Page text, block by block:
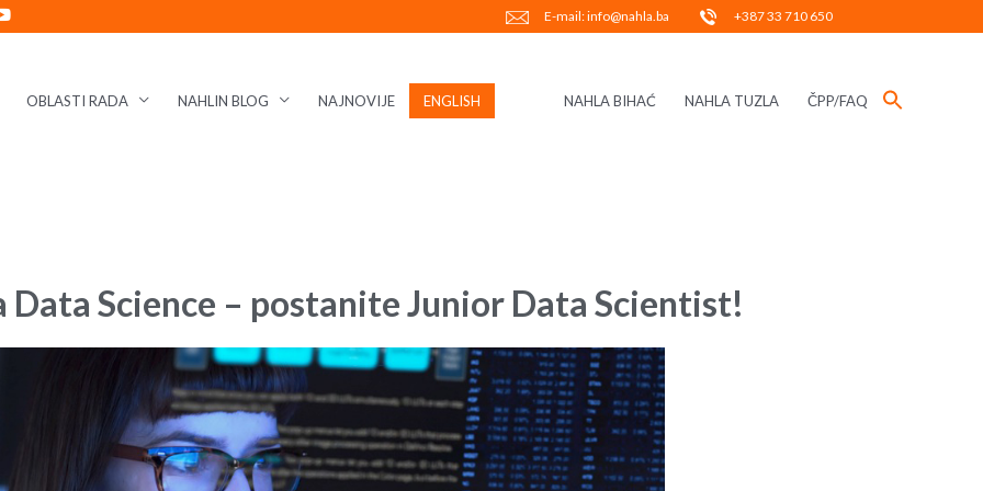
E-mail: info@nahla.ba +387 33 710 650
OBLASTI RADA NAHLIN BLOG NAJNOVIJE ENGLISH NAHLA BIHAĆ NAHLA TUZLA ČPP/FAQ
Data Science – postanite Junior Data Scientist!